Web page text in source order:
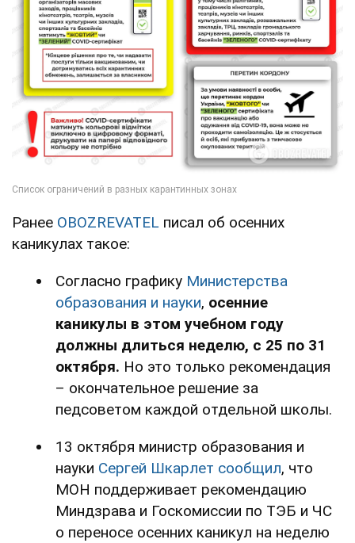
Ранее OBOZREVATEL писал об осенних
каникулах такое:
Согласно графику Министерства
образования и науки, осенние
каникулы в этом учебном году
должны длиться неделю, с 25 по 31
октября. Но это только рекомендация
– окончательное решение за
педсоветом каждой отдельной школы.
13 октября министр образования и
науки Сергей Шкарлет сообщил, что
МОН поддерживает рекомендацию
Миндзрава и Госкомиссии по ТЭБ и ЧС
о переносе осенних каникул на неделю